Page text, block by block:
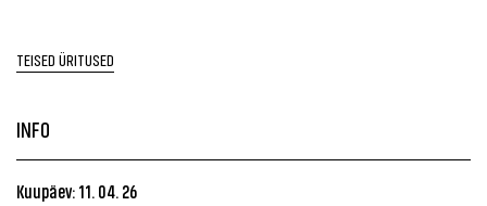
TEISED ÜRITUSED
INFO
Kuupäev: 11. 04. 26